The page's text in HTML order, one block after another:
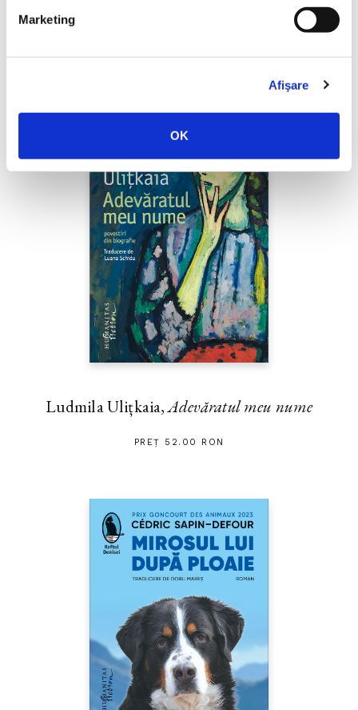
Marketing
Afişare
OK
Ludmila Ulițkaia,Adevăratul meu nume
PREȚ 52.00 RON